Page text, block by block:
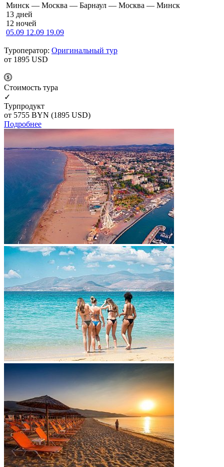
Минск — Москва — Барнаул — Москва — Минск
13 дней
12 ночей
05.09 12.09 19.09
Туроператор: Оригинальный тур
от 1895 USD
Cтоимость тура
✓
Турпродукт
от 5755 BYN (1895 USD)
Подробнее